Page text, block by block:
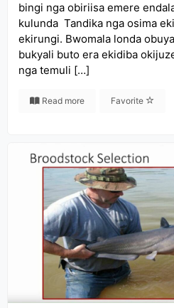
bingi nga obiriisa emere
kulunda Tandika nga osima
ekirungi. Bwomala londa
bukyali buto era ekidiba
nga temuli […]
Read more Favorite